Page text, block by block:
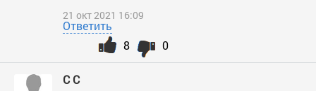
21 окт 2021 16:09
Ответить
0
8
С С